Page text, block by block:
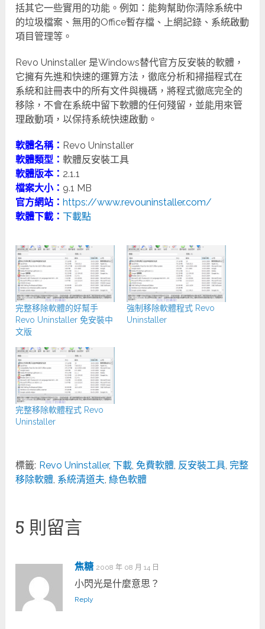
括其它一些實用的功能。例如：能夠幫助你清除系統中
的垃圾檔案、無用的Office暫存檔、上網記錄、系統啟動
項目管理等。
Revo Uninstaller 是Windows替代官方反安裝的軟體，
它擁有先進和快速的運算方法，徹底分析和掃描程式在
系統和註冊表中的所有文件與機碼，將程式徹底完全的
移除，不會在系統中留下軟體的任何殘留，並能用來管
理啟動項，以保持系統快速啟動。
軟體名稱： Revo Uninstaller
軟體類型：軟體反安裝工具
軟體版本： 2.1.1
檔案大小： 9.1 MB
官方網站：https://www.revouninstaller.com/
軟體下載：下載點
完整移除軟體的好幫手
Revo Uninstaller 免安裝中
文版
強制移除軟體程式 Revo
Uninstaller
完整移除軟體程式 Revo
Uninstaller
標籤: Revo Uninstaller,下載 免費軟體 反安裝工具 ,完整
移除軟體 系統清道夫 ,綠色軟體
5 則留言
焦糖 2008 年 08 月 14 日
小閃光是什麼意思？
Reply